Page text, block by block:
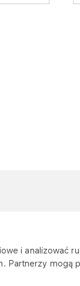
i analizować
Partnerzy mogą